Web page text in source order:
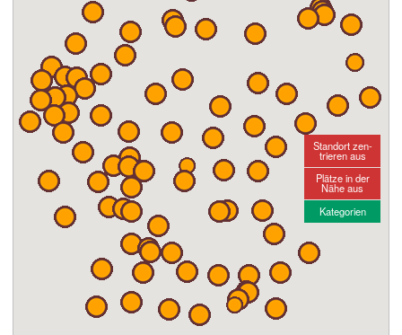
Standort zen-
trieren aus
Plätze in der
Nähe aus
Kategorien